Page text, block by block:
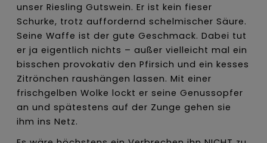
unser Riesling Gutswein. Er ist kein fieser
Schurke, trotz auffordernd schelmischer Säure.
Seine Waffe ist der gute Geschmack. Dabei tut
er ja eigentlich nichts – außer vielleicht mal ein
bisschen provokativ den Pfirsich und ein kesses
Zitrönchen raushängen lassen. Mit einer
frischgelben Wolke lockt er seine Genussopfer
an und spätestens auf der Zunge gehen sie
ihm ins Netz.